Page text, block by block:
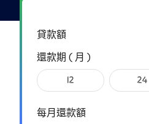
貸款額
還款期 ( 月 )
12 24
每月還款額